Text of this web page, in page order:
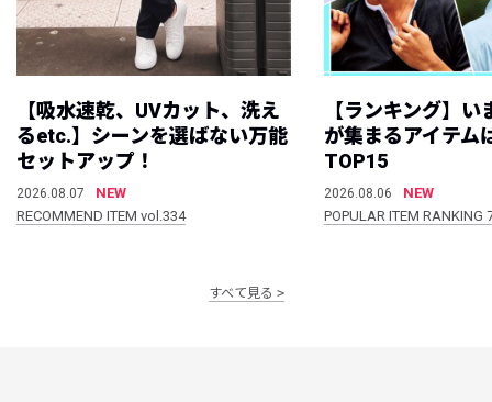
【吸水速乾、UVカット、洗え
るetc.】シーンを選ばない万能
セットアップ！
2026.08.07
NEW
RECOMMEND ITEM vol.334
【ランキング】
が集まるアイテム
TOP15
2026.08.06
NEW
POPULAR ITEM
すべて見る